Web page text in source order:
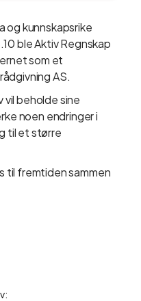
og kunnskapsrike
ble Aktiv Regnskap
som et
AS.
vil beholde sine
noen endringer i
til et større
til fremtiden sammen